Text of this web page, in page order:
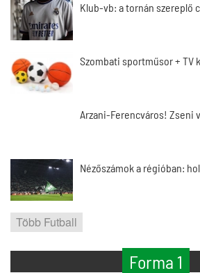
Klub-vb: a tornán szereplő
Szombati sportműsor + TV
Arzani-Ferencváros! Zseni
Nézőszámok a régióban: hol
Több Futball
Forma 1